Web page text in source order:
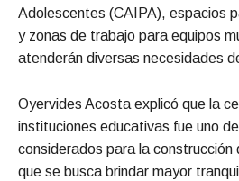
Adolescentes (CAIPA), espacios
y zonas de trabajo para equipos
atenderán diversas necesidades
Oyervides Acosta explicó que la
instituciones educativas fue uno
considerados para la construcción
que se busca brindar mayor